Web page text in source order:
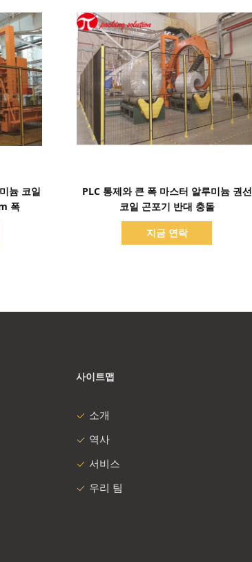
늄 코일
폭
PLC 통제와 큰 폭 마스터 알루미늄 권선
코일 곤포기 반대 충돌
지금 연락
사이트맵
소개
역사
서비스
우리 팀